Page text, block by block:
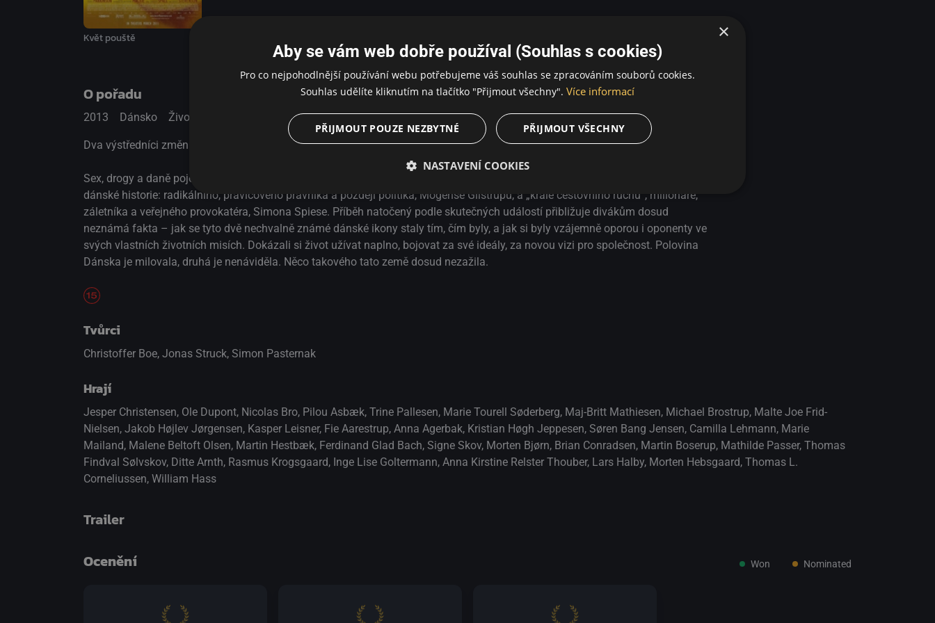
Květ pouště
O pořadu
2013 Dánsko Životopisný / Drama
Dva výstředníci změnili zastaralé zvyklosti dánské společnosti.
Sex, drogy a daně pojednává o velkolepém přátelství mezi dvěma nechvalně známými a provokativními postavami moderní
dánské historie: radikálního, pravicového právníka a později politika, Mogense Glistrupu, a „krále cestovního ruchu“, milionáře,
záletníka a veřejného provokatéra, Simona Spiese. Příběh natočený podle skutečných událostí přibližuje divákům dosud
neznámá fakta – jak se tyto dvě nechvalně známé dánské ikony staly tím, čím byly, a jak si byly vzájemně oporou i oponenty ve
svých vlastních životních misích. Dokázali si život užívat naplno, bojovat za své ideály, za novou vizi pro společnost. Polovina
Dánska je milovala, druhá je nenáviděla. Něco takového tato země dosud nezažila.
Tvůrci
Christoffer Boe, Jonas Struck, Simon Pasternak
Hrají
Jesper Christensen, Ole Dupont, Nicolas Bro, Pilou Asbæk, Trine Pallesen, Marie Tourell Søderberg, Maj-Britt Mathiesen, Michael Brostrup, Malte Joe Frid-
Nielsen, Jakob Højlev Jørgensen, Kasper Leisner, Fie Aarestrup, Anna Agerbak, Kristian Høgh Jeppesen, Søren Bang Jensen, Camilla Lehmann, Marie
Mailand, Malene Beltoft Olsen, Martin Hestbæk, Ferdinand Glad Bach, Signe Skov, Morten Bjørn, Brian Conradsen, Martin Boserup, Mathilde Passer, Thomas
Findval Sølvskov, Ditte Arnth, Rasmus Krogsgaard, Inge Lise Goltermann, Anna Kirstine Relster Thouber, Lars Halby, Morten Hebsgaard, Thomas L.
Corneliussen, William Hass
Trailer
přepnout na HTML5 přehrávač
Ocenění Won Nominated
×
Aby se vám web dobře používal (Souhlas s cookies)
Pro co nejpohodlnější používání webu potřebujeme váš souhlas se zpracováním souborů cookies.
Souhlas udělíte kliknutím na tlačítko "Přijmout všechny". Více informací
PŘIJMOUT VŠECHNY
PŘIJMOUT POUZE NEZBYTNÉ
NASTAVENÍ COOKIES